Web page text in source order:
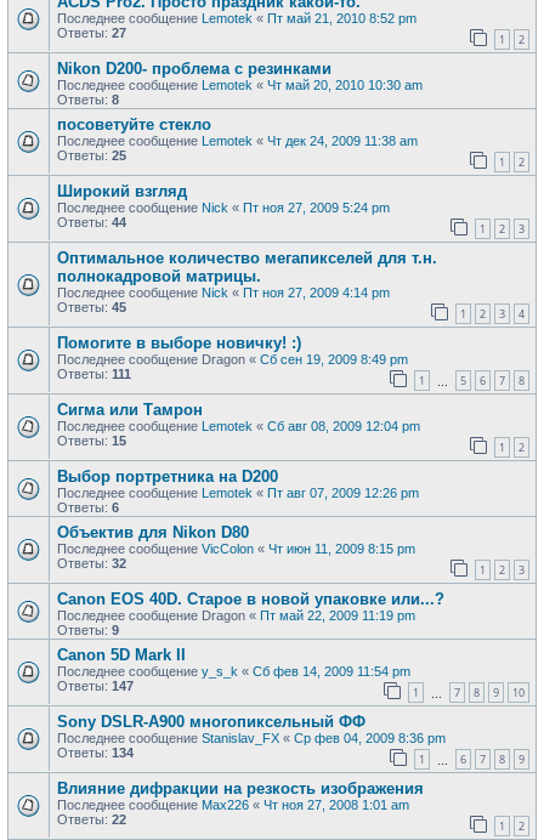
Последнее сообщение Lemotek « Пт май 21, 2010 8:52 pm
Ответы: 27 1 2
Nikon D200- проблема с резинками
Последнее сообщение Lemotek « Чт май 20, 2010 10:30 am
Ответы: 8
посоветуйте стекло
Последнее сообщение Lemotek « Чт дек 24, 2009 11:38 am
Ответы: 25 1 2
Широкий взгляд
Последнее сообщение Nick « Пт ноя 27, 2009 5:24 pm
Ответы: 44 1 2 3
Оптимальное количество мегапикселей для т.н.
полнокадровой матрицы.
Последнее сообщение Nick « Пт ноя 27, 2009 4:14 pm
Ответы: 45 1 2 3 4
Помогите в выборе новичку! :)
Последнее сообщение Dragon « Сб сен 19, 2009 8:49 pm
Ответы: 111 1 5 6 7 8
Сигма или Тамрон
Последнее сообщение Lemotek « Сб авг 08, 2009 12:04 pm
Ответы: 15 1 2
Выбор портретника на D200
Последнее сообщение Lemotek « Пт авг 07, 2009 12:26 pm
Ответы: 6
Объектив для Nikon D80
Последнее сообщение VicColon « Чт июн 11, 2009 8:15 pm
Ответы: 32 1 2 3
Canon EOS 40D. Старое в новой упаковке или...?
Последнее сообщение Dragon « Пт май 22, 2009 11:19 pm
Ответы: 9
Canon 5D Mark II
Последнее сообщение y_s_k « Сб фев 14, 2009 11:54 pm
Ответы: 147 1 7 8 9 10
Sony DSLR-A900 многопиксельный ФФ
Последнее сообщение Stanislav_FX « Ср фев 04, 2009 8:36 pm
Ответы: 134 1 6 7 8 9
Влияние дифракции на резкость изображения
Последнее сообщение Max226 « Чт ноя 27, 2008 1:01 am
Ответы: 22 1 2